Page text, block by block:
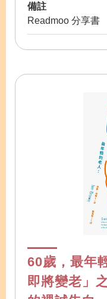
備註
Readmoo 分享書
60歲，最年
即將變老」